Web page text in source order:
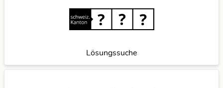
Lösungssuche